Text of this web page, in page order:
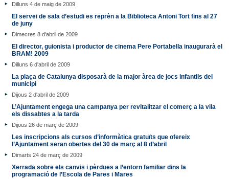
Dilluns 4 de maig de 2009
El servei de sala d’estudi es reprèn a la Biblioteca Antoni Tort fins al 27
de juny
Dimecres 8 d'abril de 2009
El director, guionista i productor de cinema Pere Portabella inaugurarà el
BRAM! 2009
Dilluns 6 d'abril de 2009
La plaça de Catalunya disposarà de la major àrea de jocs infantils del
municipi
Dijous 2 d'abril de 2009
L’Ajuntament engega una campanya per revitalitzar el comerç a la vila
els dissabtes a la tarda
Dijous 26 de març de 2009
Les inscripcions als cursos d’informàtica gratuïts que ofereix
l’Ajuntament seran obertes del 30 de març al 8 d’abril
Dimarts 24 de març de 2009
Xerrada sobre els canvis i pèrdues a l’entorn familiar dins la
programació de l’Escola de Pares i Mares